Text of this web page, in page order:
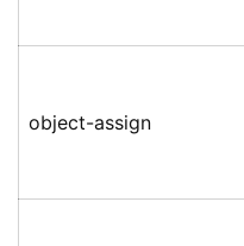
object-assign